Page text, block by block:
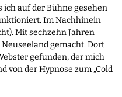
ich auf der Bühne gesehen
Im Nachhinein
Mit sechzehn Jahren
gemacht. Dort
gefunden, der mich
von der Hypnose zum „Cold